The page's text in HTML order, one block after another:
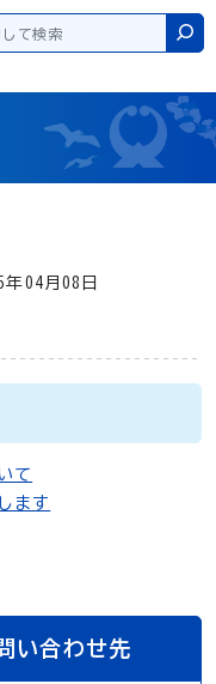
検索
04月08日
て
ます
い合わせ先